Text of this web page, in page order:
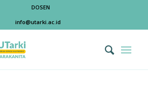
DOSEN
info@utarki.ac.id